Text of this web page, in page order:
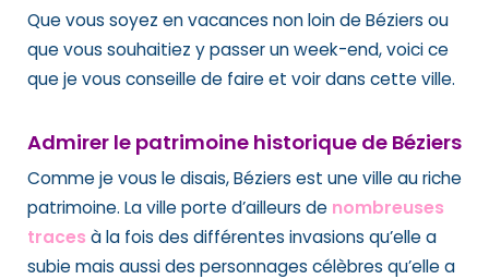
Que vous soyez en vacances non loin de Béziers ou
que vous souhaitiez y passer un week-end, voici ce
que je vous conseille de faire et voir dans cette ville.
Admirer le patrimoine historique de Béziers
Comme je vous le disais, Béziers est une ville au riche
patrimoine. La ville porte d’ailleurs de nombreuses
traces à la fois des différentes invasions qu’elle a
subie mais aussi des personnages célèbres qu’elle a